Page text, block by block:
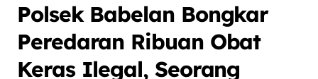
Polsek Babelan Bongkar
Peredaran Ribuan Obat
Keras Ilegal, Seorang